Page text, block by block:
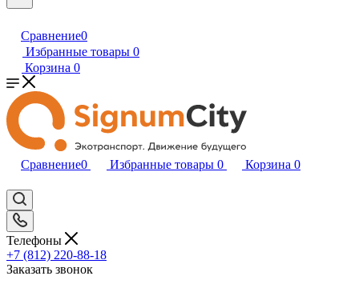
Сравнение0
Избранные товары 0
Корзина 0
Сравнение0 Избранные товары 0 Корзина 0
Телефоны
+7 (812) 220-88-18
Заказать звонок